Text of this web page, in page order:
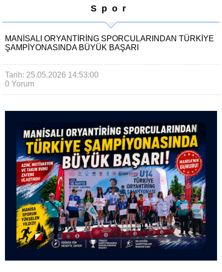
Spor
MANISALI ORYANTIRING SPORCULARINDAN TÜRKIYE
ŞAMPIYONASINDA BÜYÜK BAŞARI
Tarih: 25.05.2026 14:53:00
0 Yorum